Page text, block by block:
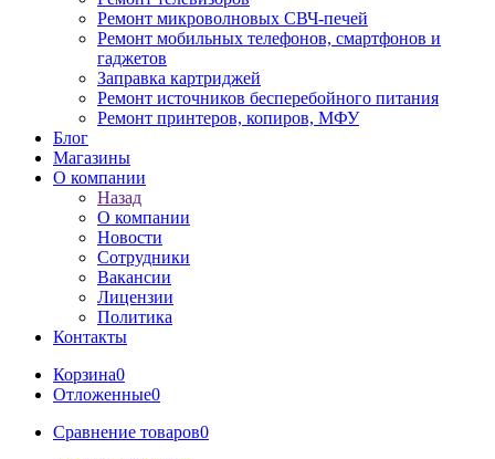
Ремонт микроволновых СВЧ-печей
Ремонт мобильных телефонов, смартфонов и
гаджетов
Заправка картриджей
Ремонт источников бесперебойного питания
Ремонт принтеров, копиров, МФУ
Блог
Магазины
О компании
Назад
О компании
Новости
Сотрудники
Вакансии
Лицензии
Политика
Контакты
Корзина0
Отложенные0
Сравнение товаров0